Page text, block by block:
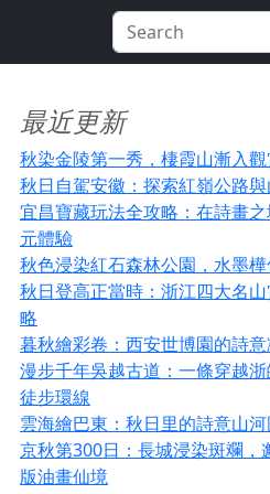
最近更新
秋染金陵第一秀，棲霞山漸入
秋日自駕安徽：探索紅嶺公路
宜昌寶藏玩法全攻略：在詩畫
元體驗
秋色浸染紅石森林公園，水墨
秋日登高正當時：浙江四大名
略
暮秋繪彩卷：西安世博園的詩
漫步千年吳越古道：一條穿越
徒步環線
雲海繪巴東：秋日里的詩意山河
京秋第300日：長城浸染斑斕，
版油畫仙境